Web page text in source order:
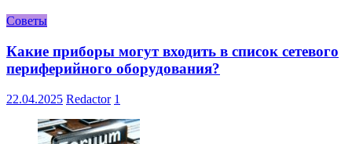
Советы
Какие приборы могут входить в список сетевого
периферийного оборудования?
22.04.2025 Redactor 1